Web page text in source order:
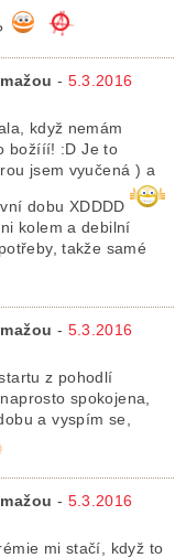
- 5.3.2016
když nemám
božííí! :D Je to
jsem vyučená ) a
dobu XDDDD
kolem a debilní
takže samé
- 5.3.2016
z pohodlí
spokojena,
a vyspím se,
- 5.3.2016
mi stačí, když to